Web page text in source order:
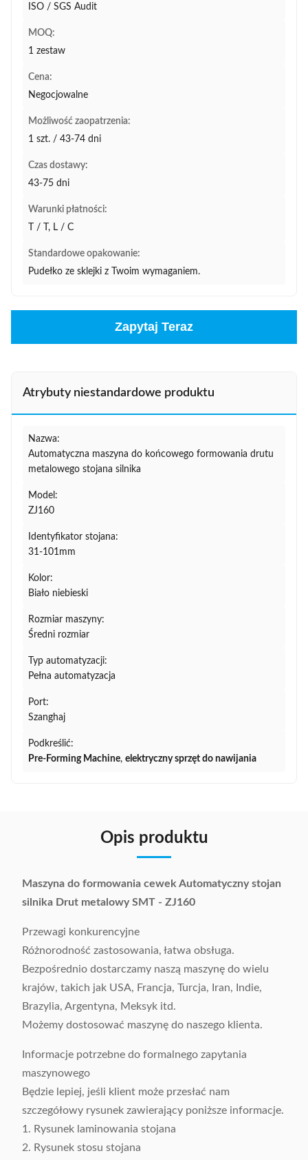
ISO / SGS Audit
MOQ:
1 zestaw
Cena:
Negocjowalne
Możliwość zaopatrzenia:
1 szt. / 43-74 dni
Czas dostawy:
43-75 dni
Warunki płatności:
T / T, L / C
Standardowe opakowanie:
Pudełko ze sklejki z Twoim wymaganiem.
Zapytaj Teraz
Atrybuty niestandardowe produktu
Nazwa:
Automatyczna maszyna do końcowego formowania drutu
metalowego stojana silnika
Model:
ZJ160
Identyfikator stojana:
31-101mm
Kolor:
Biało niebieski
Rozmiar maszyny:
Średni rozmiar
Typ automatyzacji:
Pełna automatyzacja
Port:
Szanghaj
Podkreślić:
Pre-Forming Machine, elektryczny sprzęt do nawijania
Opis produktu
Maszyna do formowania cewek Automatyczny stojan
silnika Drut metalowy SMT - ZJ160
Przewagi konkurencyjne
Różnorodność zastosowania, łatwa obsługa.
Bezpośrednio dostarczamy naszą maszynę do wielu
krajów, takich jak USA, Francja, Turcja, Iran, Indie,
Brazylia, Argentyna, Meksyk itd.
Możemy dostosować maszynę do naszego klienta.
Informacje potrzebne do formalnego zapytania
maszynowego
Będzie lepiej, jeśli klient może przesłać nam
szczegółowy rysunek zawierający poniższe informacje.
1. Rysunek laminowania stojana
2. Rysunek stosu stojana